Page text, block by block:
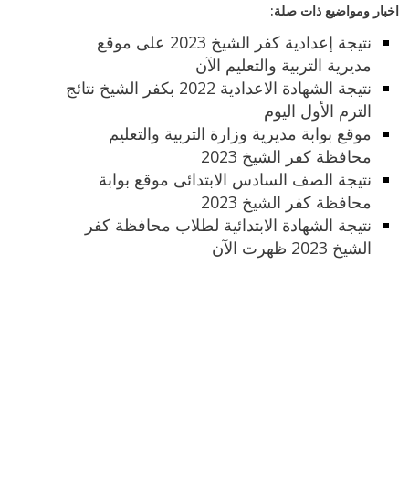
اخبار ومواضيع ذات صلة:
نتيجة إعدادية كفر الشيخ 2023 على موقع
مديرية التربية والتعليم الآن
نتيجة الشهادة الاعدادية 2022 بكفر الشيخ نتائج
الترم الأول اليوم
موقع بوابة مديرية وزارة التربية والتعليم
محافظة كفر الشيخ 2023
نتيجة الصف السادس الابتدائى موقع بوابة
محافظة كفر الشيخ 2023
نتيجة الشهادة الابتدائية لطلاب محافظة كفر
الشيخ 2023 ظهرت الآن